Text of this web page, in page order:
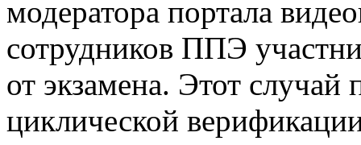
модератора портала
сотрудников ППЭ
от экзамена. Этот случай
циклической